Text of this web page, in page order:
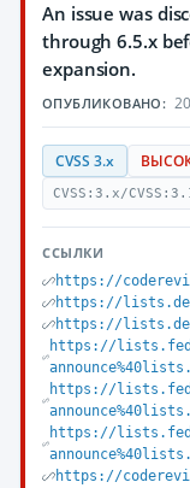
An issue was
through 6.5.x
expansion.
ОПУБЛИКОВАНО:
CVSS 3.x
CVSS:3.x/
ССЫЛКИ
https://
https://
https://
https://
https://
https://
https://